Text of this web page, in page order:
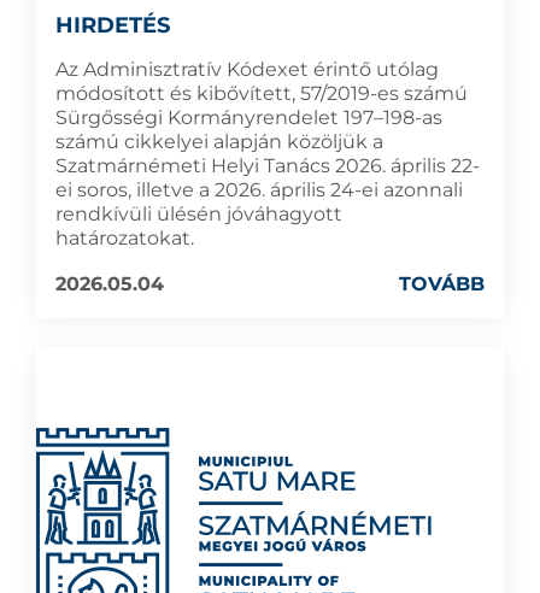
HIRDETÉS
Az Adminisztratív Kódexet érintő utólag
módosított és kibővített, 57/2019-es számú
Sürgősségi Kormányrendelet 197–198-as
számú cikkelyei alapján közöljük a
Szatmárnémeti Helyi Tanács 2026. április 22-
ei soros, illetve a 2026. április 24-ei azonnali
rendkívüli ülésén jóváhagyott
határozatokat.
2026.05.04
TOVÁBB